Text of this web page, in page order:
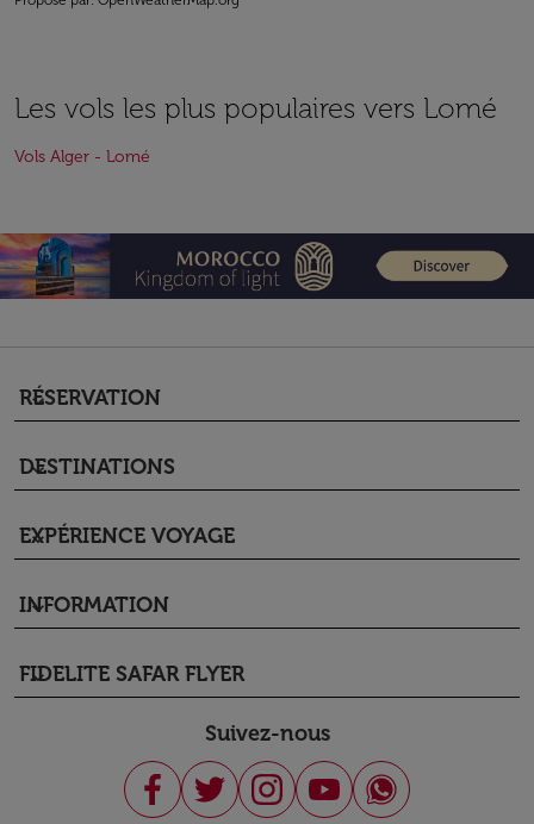
Les vols les plus populaires vers Lomé
Vols Alger - Lomé
RÉSERVATION
keyboard_arrow_down
DESTINATIONS
keyboard_arrow_down
EXPÉRIENCE VOYAGE
keyboard_arrow_down
INFORMATION
keyboard_arrow_down
FIDELITE SAFAR FLYER
keyboard_arrow_down
Suivez-nous